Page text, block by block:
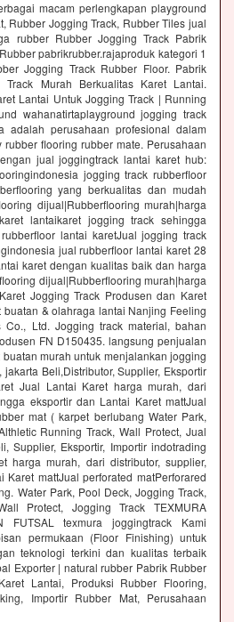
macam perlengkapan playground
Rubber Jogging Track, Rubber Tiles jual
rubber Rubber Jogging Track Pabrik
pabrikrubber.rajaproduk kategori 1
Jogging Track Rubber Floor. Pabrik
Murah Berkualitas Karet Lantai.
Lantai Untuk Jogging Track | Running
wahanatirtaplayground jogging track
adalah perusahaan profesional dalam
flooring rubber mate. Perusahaan
jual joggingtrack lantai karet hub:
jogging track rubberfloor
yang berkualitas dan mudah
dijual|Rubberflooring murah|harga
lantaikaret jogging track sehingga
lantai karetJual jogging track
jual rubberfloor lantai karet 28
karet dengan kualitas baik dan harga
dijual|Rubberflooring murah|harga
Jogging Track Produsen dan Karet
& olahraga lantai Nanjing Feeling
Co., Ltd. Jogging track material, bahan
FN D150435. langsung penjualan
murah untuk menjalankan jogging
Beli,Distributor, Supplier, Eksportir
Jual Lantai Karet harga murah, dari
eksportir dan Lantai Karet mattJual
mat ( karpet berlubang Water Park,
Running Track, Wall Protect, Jual
Supplier, Eksportir, Importir indotrading
harga murah, dari distributor, supplier,
Karet mattJual perforated matPerforared
Water Park, Pool Deck, Jogging Track,
Protect, Jogging Track TEXMURA
FUTSAL texmura joggingtrack Kami
permukaan (Floor Finishing) untuk
teknologi terkini dan kualitas terbaik
Exporter | natural rubber Pabrik Rubber
Lantai, Produksi Rubber Flooring,
Importir Rubber Mat, Perusahaan